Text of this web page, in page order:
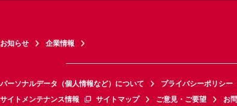
お知らせ 企業情報
パーソナルデータ（個人情報など）について プライバシーポリシー
サイトメンテナンス情報
サイトマップ ご意見・ご要望 お